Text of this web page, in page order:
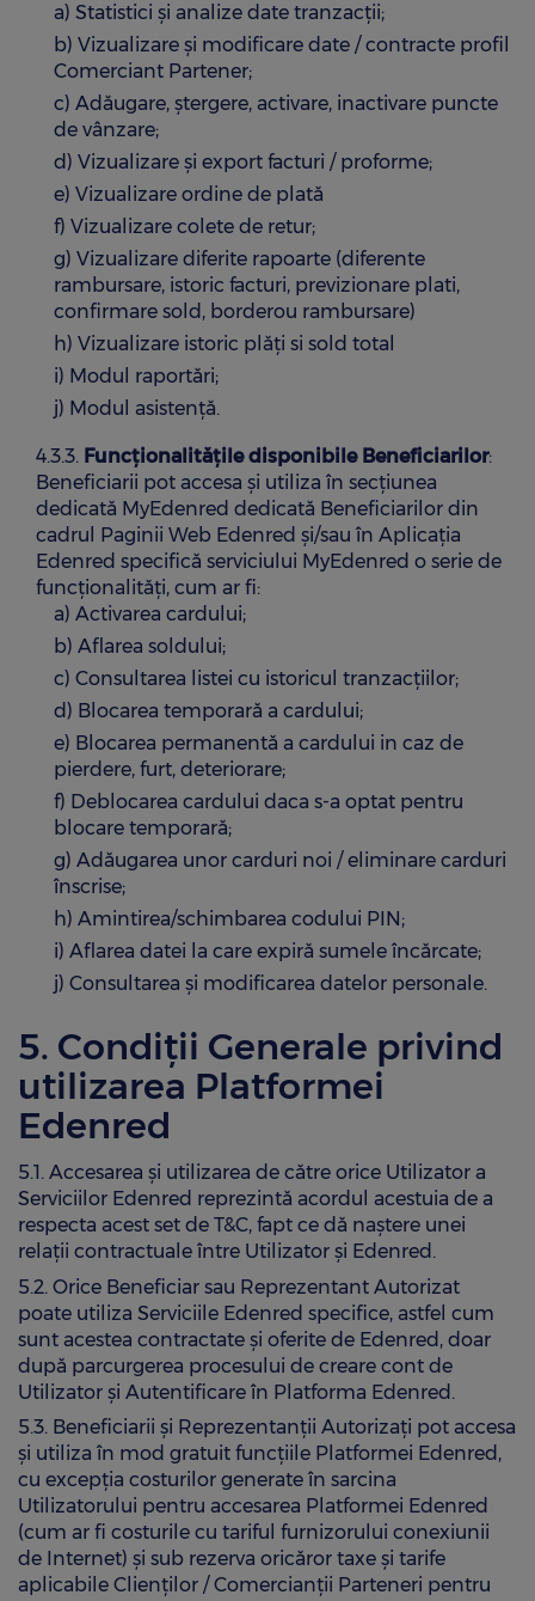
a) Statistici și analize date tranzacții;
b) Vizualizare și modificare date / contracte profil
Comerciant Partener;
c) Adăugare, ștergere, activare, inactivare puncte
de vânzare;
d) Vizualizare și export facturi / proforme;
e) Vizualizare ordine de plată
f) Vizualizare colete de retur;
g) Vizualizare diferite rapoarte (diferente
rambursare, istoric facturi, previzionare plati,
confirmare sold, borderou rambursare)
h) Vizualizare istoric plăți si sold total
i) Modul raportări;
j) Modul asistență.
4.3.3. Funcționalitățile disponibile Beneficiarilor:
Beneficiarii pot accesa și utiliza în secțiunea
dedicată MyEdenred dedicată Beneficiarilor din
cadrul Paginii Web Edenred și/sau în Aplicația
Edenred specifică serviciului MyEdenred o serie de
funcționalități, cum ar fi:
a) Activarea cardului;
b) Aflarea soldului;
c) Consultarea listei cu istoricul tranzacțiilor;
d) Blocarea temporară a cardului;
e) Blocarea permanentă a cardului in caz de
pierdere, furt, deteriorare;
f) Deblocarea cardului daca s-a optat pentru
blocare temporară;
g) Adăugarea unor carduri noi / eliminare carduri
înscrise;
h) Amintirea/schimbarea codului PIN;
i) Aflarea datei la care expiră sumele încărcate;
j) Consultarea și modificarea datelor personale.
5. Condiții Generale privind
utilizarea Platformei
Edenred
5.1. Accesarea și utilizarea de către orice Utilizator a
Serviciilor Edenred reprezintă acordul acestuia de a
respecta acest set de T&C, fapt ce dă naștere unei
relații contractuale între Utilizator și Edenred.
5.2. Orice Beneficiar sau Reprezentant Autorizat
poate utiliza Serviciile Edenred specifice, astfel cum
sunt acestea contractate și oferite de Edenred, doar
după parcurgerea procesului de creare cont de
Utilizator și Autentificare în Platforma Edenred.
5.3. Beneficiarii și Reprezentanții Autorizați pot accesa
și utiliza în mod gratuit funcțiile Platformei Edenred,
cu excepția costurilor generate în sarcina
Utilizatorului pentru accesarea Platformei Edenred
(cum ar fi costurile cu tariful furnizorului conexiunii
de Internet) și sub rezerva oricăror taxe și tarife
aplicabile Clienților / Comercianții Parteneri pentru